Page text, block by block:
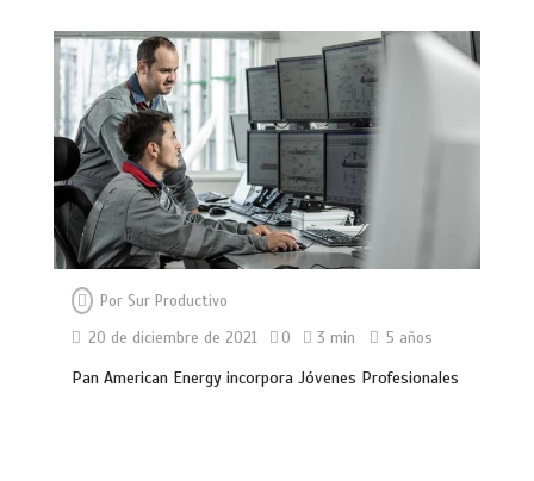
Por Sur Productivo
20 de diciembre de 2021
0 3 min 5 años
Pan American Energy incorpora Jóvenes Profesionales